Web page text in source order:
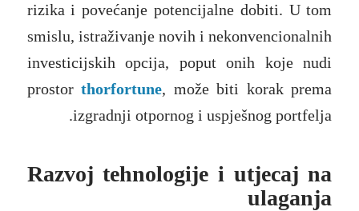
rizika i povećanje potencijalne dobiti. U tom
smislu, istraživanje novih i nekonvencionalnih
investicijskih opcija, poput onih koje nudi
prostorthorfortune, može biti korak prema
izgradnji otpornog i uspješnog portfelja.
Razvoj tehnologije i utjecaj na
ulaganja